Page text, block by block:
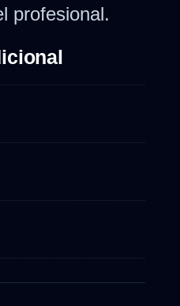
profesional.